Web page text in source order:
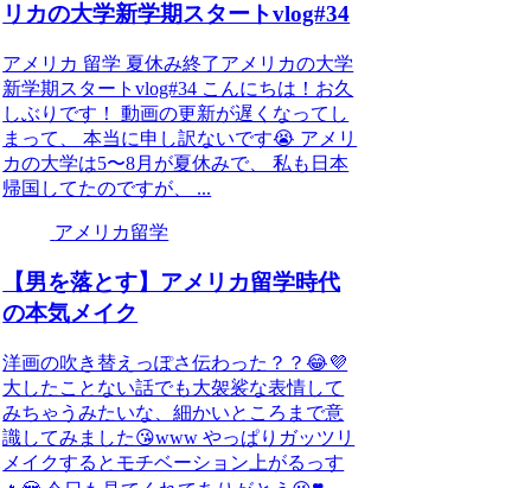
リカの大学新学期スタートvlog#34
アメリカ 留学 夏休み終了アメリカの大学
新学期スタートvlog#34 こんにちは！お久
しぶりです！ 動画の更新が遅くなってし
まって、 本当に申し訳ないです😭 アメリ
カの大学は5〜8月が夏休みで、 私も日本
帰国してたのですが、 ...
アメリカ留学
【男を落とす】アメリカ留学時代
の本気メイク
洋画の吹き替えっぽさ伝わった？？😂💜
大したことない話でも大袈裟な表情して
みちゃうみたいな、細かいところまで意
識してみました😘www やっぱりガッツリ
メイクするとモチベーション上がるっす